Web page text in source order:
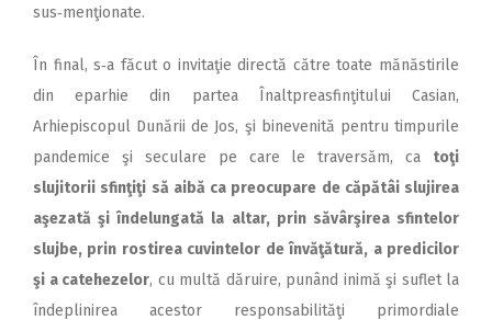
sus‑menţionate.
În final, s‑a făcut o invitaţie directă către toate mănăstirile
din eparhie din partea Înaltpreasfinţitului Casian,
Arhiepiscopul Dunării de Jos, şi binevenită pentru timpurile
pandemice şi seculare pe care le traversăm, ca toţi
slujitorii sfinţiţi să aibă ca preocupare de căpătâi slujirea
aşezată şi îndelungată la altar, prin săvârşirea sfintelor
slujbe, prin rostirea cuvintelor de învăţătură, a predicilor
şi a catehezelor, cu multă dăruire, punând inimă şi suflet la
îndeplinirea acestor responsabilităţi primordiale